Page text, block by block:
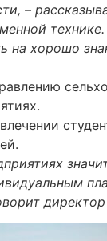
–
на хорошо